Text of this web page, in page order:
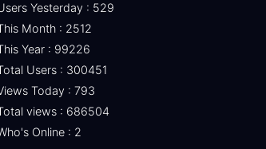
Yesterday : 529
Month : 2512
Year : 99226
Users : 300451
Today : 793
views : 686504
Online : 2